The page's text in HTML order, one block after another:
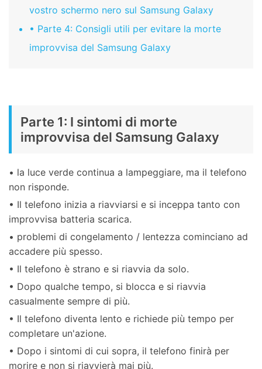
vostro schermo nero sul Samsung Galaxy
• Parte 4: Consigli utili per evitare la morte
improvvisa del Samsung Galaxy
Parte 1: I sintomi di morte
improvvisa del Samsung Galaxy
• la luce verde continua a lampeggiare, ma il telefono
non risponde.
• Il telefono inizia a riavviarsi e si inceppa tanto con
improvvisa batteria scarica.
• problemi di congelamento / lentezza cominciano ad
accadere più spesso.
• Il telefono è strano e si riavvia da solo.
• Dopo qualche tempo, si blocca e si riavvia
casualmente sempre di più.
• Il telefono diventa lento e richiede più tempo per
completare un'azione.
• Dopo i sintomi di cui sopra, il telefono finirà per
morire e non si riavvierà mai più.